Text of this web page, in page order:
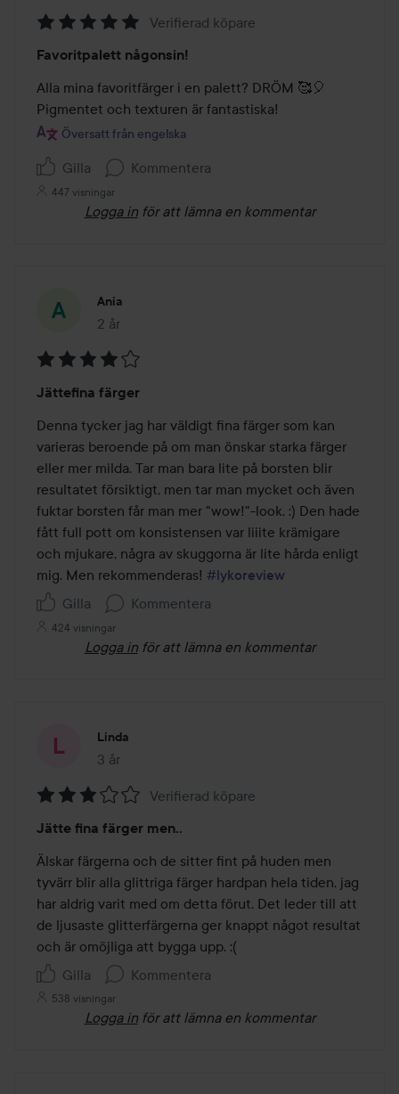
5
av
5
Verifierad köpare
Favoritpalett någonsin!
Alla mina favoritfärger i en palett? DRÖM 🥰🎈
Pigmentet och texturen är fantastiska!
Översatt från engelska
Gilla Kommentera
447 visningar
Logga in för att lämna en kommentar
Ania
2 år
Inlägget skapades 2 år
4
av
5
Jättefina färger
Denna tycker jag har väldigt fina färger som kan
varieras beroende på om man önskar starka färger
eller mer milda. Tar man bara lite på borsten blir
resultatet försiktigt, men tar man mycket och även
fuktar borsten får man mer "wow!"-look. :) Den hade
fått full pott om konsistensen var liiite krämigare
och mjukare, några av skuggorna är lite hårda enligt
mig. Men rekommenderas! #lykoreview
Gilla
Kommentera
424 visningar
Logga in för att lämna en kommentar
Linda
3 år
Inlägget skapades 3 år
3
av
5
Verifierad köpare
Jätte fina färger men..
Älskar färgerna och de sitter fint på huden men
tyvärr blir alla glittriga färger hardpan hela tiden, jag
har aldrig varit med om detta förut. Det leder till att
de ljusaste glitterfärgerna ger knappt något resultat
och är omöjliga att bygga upp. :(
Gilla
Kommentera
538 visningar
Logga in för att lämna en kommentar